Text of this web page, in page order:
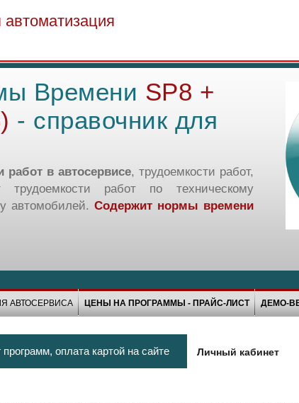
Времени SP8 +
- справочник для
работ в автосервисе, трудоемкости работ,
трудоемкости работ по техническому
автомобилей. Содержит нормы времени
АВТОСЕРВИСА ЦЕНЫ НА ПРОГРАММЫ - ПРАЙС-ЛИСТ ДЕМО-
оплата картой на сайте Личный кабинет